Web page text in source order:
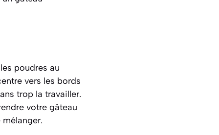
poudres au
vers les bords
trop la travailler.
votre gâteau